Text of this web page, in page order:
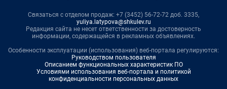
Связаться с отделом продаж: +7 (3452) 56-72-72 доб. 3335,
yuliya.latypova@shkulev.ru
Редакция сайта не несет ответственности за достоверность
информации, содержащейся в рекламных объявлениях.
Особенности эксплуатации (использования) веб-портала регулируются:
Руководством пользователя
Описанием функциональных характеристик ПО
Условиями использования веб-портала и политикой
конфиденциальности персональных данных